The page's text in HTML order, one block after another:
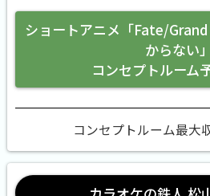
ショートアニメ「Fate/
からない」
コンセプトルーム
コンセプトルーム最大